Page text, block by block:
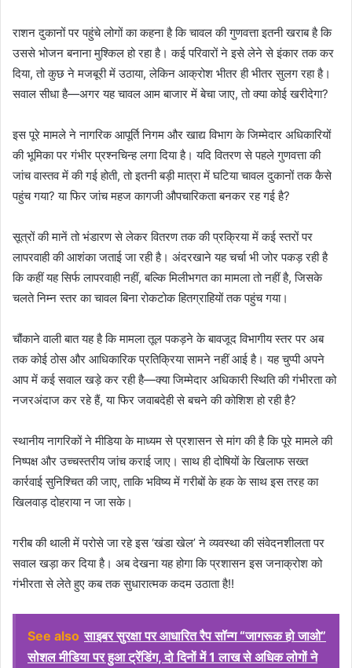
राशन दुकानों पर पहुंचे लोगों का कहना है कि चावल की गुणवत्ता इतनी खराब है कि
उससे भोजन बनाना मुश्किल हो रहा है। कई परिवारों ने इसे लेने से इंकार तक कर
दिया, तो कुछ ने मजबूरी में उठाया, लेकिन आक्रोश भीतर ही भीतर सुलग रहा है।
सवाल सीधा है—अगर यह चावल आम बाजार में बेचा जाए, तो क्या कोई खरीदेगा?
इस पूरे मामले ने नागरिक आपूर्ति निगम और खाद्य विभाग के जिम्मेदार अधिकारियों
की भूमिका पर गंभीर प्रश्नचिन्ह लगा दिया है। यदि वितरण से पहले गुणवत्ता की
जांच वास्तव में की गई होती, तो इतनी बड़ी मात्रा में घटिया चावल दुकानों तक कैसे
पहुंच गया? या फिर जांच महज कागजी औपचारिकता बनकर रह गई है?
सूत्रों की मानें तो भंडारण से लेकर वितरण तक की प्रक्रिया में कई स्तरों पर
लापरवाही की आशंका जताई जा रही है। अंदरखाने यह चर्चा भी जोर पकड़ रही है
कि कहीं यह सिर्फ लापरवाही नहीं, बल्कि मिलीभगत का मामला तो नहीं है, जिसके
चलते निम्न स्तर का चावल बिना रोकटोक हितग्राहियों तक पहुंच गया।
चौंकाने वाली बात यह है कि मामला तूल पकड़ने के बावजूद विभागीय स्तर पर अब
तक कोई ठोस और आधिकारिक प्रतिक्रिया सामने नहीं आई है। यह चुप्पी अपने
आप में कई सवाल खड़े कर रही है—क्या जिम्मेदार अधिकारी स्थिति की गंभीरता को
नजरअंदाज कर रहे हैं, या फिर जवाबदेही से बचने की कोशिश हो रही है?
स्थानीय नागरिकों ने मीडिया के माध्यम से प्रशासन से मांग की है कि पूरे मामले की
निष्पक्ष और उच्चस्तरीय जांच कराई जाए। साथ ही दोषियों के खिलाफ सख्त
कार्रवाई सुनिश्चित की जाए, ताकि भविष्य में गरीबों के हक के साथ इस तरह का
खिलवाड़ दोहराया न जा सके।
गरीब की थाली में परोसे जा रहे इस ‘खंडा खेल’ ने व्यवस्था की संवेदनशीलता पर
सवाल खड़ा कर दिया है। अब देखना यह होगा कि प्रशासन इस जनाक्रोश को
गंभीरता से लेते हुए कब तक सुधारात्मक कदम उठाता है!!
See also साइबर सुरक्षा पर आधारित रैप सॉन्ग “जागरूक हो जाओ”
सोशल मीडिया पर हुआ ट्रेंडिंग, दो दिनों में 1 लाख से अधिक लोगों ने